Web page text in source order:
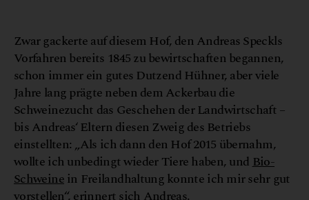
Zwar gackerte auf diesem Hof, den Andreas Speckls
Vorfahren bereits 1845 zu bewirtschaften begannen,
schon immer ein gutes Dutzend Hühner, aber viele
Jahre lang prägte neben dem Ackerbau die
Schweinezucht das Geschehen der Landwirtschaft –
bis Andreas‘ Eltern diesen Zweig des Betriebs
einstellten: „Als ich dann den Hof 2015 übernahm,
wollte ich unbedingt wieder Tiere haben, undBio-
Schweinein Freilandhaltung konnte ich mir sehr gut
vorstellen“, erinnert sich Andreas.